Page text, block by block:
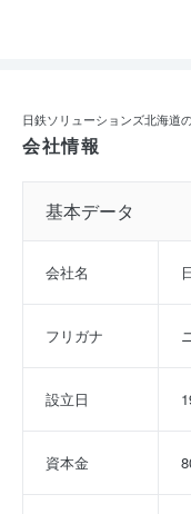
日鉄ソリューションズ北海道
会社情報
基本データ
会社名
フリガナ
設立日
資本金